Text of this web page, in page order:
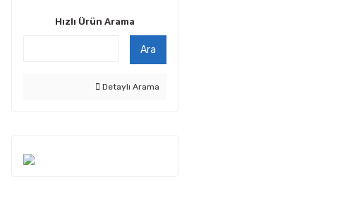
Hızlı Ürün Arama
Ara
Detaylı Arama